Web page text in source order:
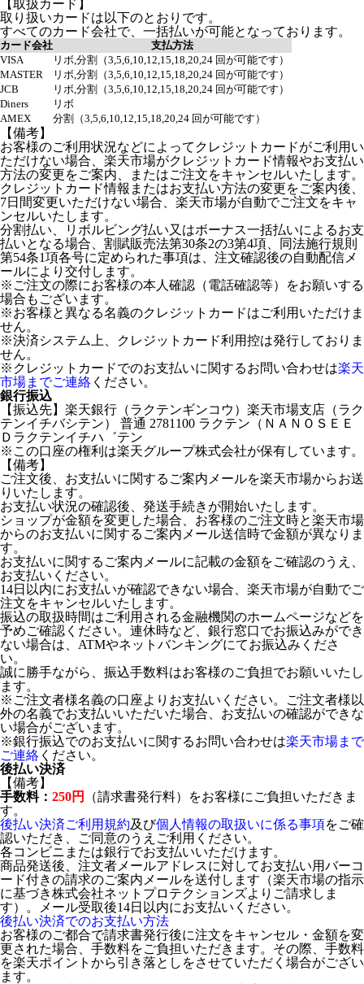
【取扱カード】
取り扱いカードは以下のとおりです。
すべてのカード会社で、一括払いが可能となっております。
カード会社
支払方法
VISA
リボ,分割（3,5,6,10,12,15,18,20,24 回が可能です）
MASTER
リボ,分割（3,5,6,10,12,15,18,20,24 回が可能です）
JCB
リボ,分割（3,5,6,10,12,15,18,20,24 回が可能です）
Diners
リボ
AMEX
分割（3,5,6,10,12,15,18,20,24 回が可能です）
【備考】
お客様のご利用状況などによってクレジットカードがご利用い
ただけない場合、楽天市場がクレジットカード情報やお支払い
方法の変更をご案内、またはご注文をキャンセルいたします。
クレジットカード情報またはお支払い方法の変更をご案内後、
7日間変更いただけない場合、楽天市場が自動でご注文をキャ
ンセルいたします。
分割払い、リボルビング払い又はボーナス一括払いによるお支
払いとなる場合、割賦販売法第30条2の3第4項、同法施行規則
第54条1項各号に定められた事項は、注文確認後の自動配信メ
ールにより交付します。
※ご注文の際にお客様の本人確認（電話確認等）をお願いする
場合もございます。
※お客様と異なる名義のクレジットカードはご利用いただけま
せん。
※決済システム上、クレジットカード利用控は発行しておりま
せん。
※クレジットカードでのお支払いに関するお問い合わせは楽天
市場までご連絡 ください。
銀行振込
【振込先】楽天銀行（ラクテンギンコウ）楽天市場支店（ラク
テンイチバシテン） 普通 2781100 ラクテン（ＮＡＮＯＳＥＥ
Ｄラクテンイチハ゛テン
※この口座の権利は楽天グループ株式会社が保有しています。
【備考】
ご注文後、お支払いに関するご案内メールを楽天市場からお送
りいたします。
お支払い状況の確認後、発送手続きが開始いたします。
ショップが金額を変更した場合、お客様のご注文時と楽天市場
からのお支払いに関するご案内メール送信時で金額が異なりま
す。
お支払いに関するご案内メールに記載の金額をご確認のうえ、
お支払いください。
14日以内にお支払いが確認できない場合、楽天市場が自動でご
注文をキャンセルいたします。
振込の取扱時間はご利用される金融機関のホームページなどを
予めご確認ください。連休時など、銀行窓口でお振込みができ
ない場合は、ATMやネットバンキングにてお振込みくださ
い。
誠に勝手ながら、振込手数料はお客様のご負担でお願いいたし
ます。
※ご注文者様名義の口座よりお支払いください。ご注文者様以
外の名義でお支払いいただいた場合、お支払いの確認ができな
い場合がございます。
※銀行振込でのお支払いに関するお問い合わせは楽天市場まで
ご連絡 ください。
後払い決済
【備考】
手数料： 250円
（請求書発行料）をお客様にご負担いただきま
す。
後払い決済ご利用規約及び個人情報の取扱いに係る事項をご確
認いただき、ご同意のうえご利用ください。
各コンビニまたは銀行でお支払いいただけます。
商品発送後、注文者メールアドレスに対してお支払い用バーコ
ード付きの請求のご案内メールを送付します（楽天市場の指示
に基づき株式会社ネットプロテクションズよりご請求しま
す）。メール受取後14日以内にお支払いください。
後払い決済でのお支払い方法
お客様のご都合で請求書発行後に注文をキャンセル・金額を変
更された場合、手数料をご負担いただきます。その際、手数料
を楽天ポイントから引き落としをさせていただく場合がござい
ます。